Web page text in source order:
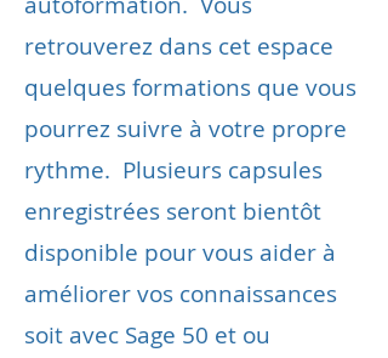
retrouverez dans cet espace
quelques formations que vous
pourrez suivre à votre propre
rythme. Plusieurs capsules
enregistrées seront bientôt
disponible pour vous aider à
améliorer vos connaissances
soit avec Sage 50 et ou